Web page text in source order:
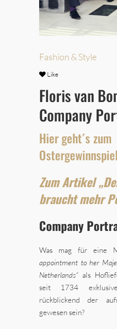
Fashion & Style
Like
Floris van
Company
Hier geht´s zum
Ostergewinnspiel
Zum Artikel
braucht mehr
Company
Was mag für eine
appointment to her
Netherlands“ als
seit 1734
rückblickend der
gewesen sein?